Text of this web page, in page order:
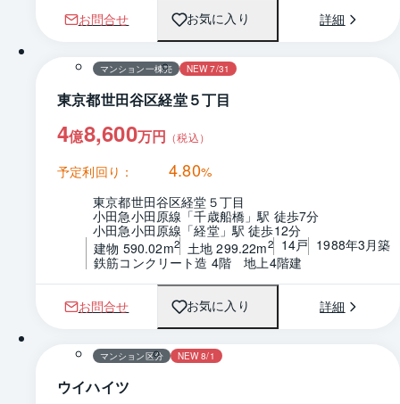
お問合せ お気に入り 詳細
マンション一棟売 NEW 7/31
東京都世田谷区経堂５丁目
4億8,600万円 （税込）
予定利回り： 4.80%
東京都世田谷区経堂５丁目
小田急小田原線「千歳船橋」駅 徒歩7分
小田急小田原線「経堂」駅 徒歩12分
建物 590.02m2 土地 299.22m2 14戸 1988年3月築
鉄筋コンクリート造 4階　地上4階建
お問合せ お気に入り 詳細
1 / 0 間取り
マンション区分 NEW 8/1
ウイハイツ